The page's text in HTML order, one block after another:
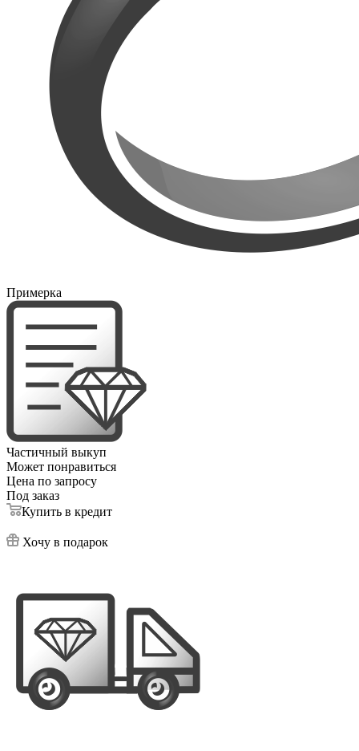
Примерка
Частичный выкуп
Может понравиться
Цена по запросу
Под заказ
Купить в кредит
Хочу в подарок